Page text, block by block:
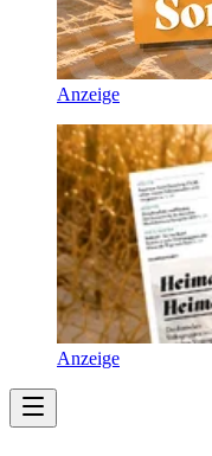
Anzeige
Anzeige